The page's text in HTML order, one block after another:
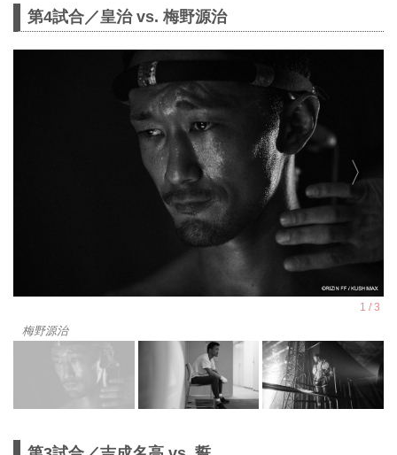
第4試合／皇治 vs. 梅野源治
梅野源治